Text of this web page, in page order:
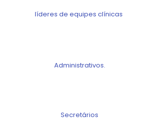
líderes de equipes clínicas
Administrativos.
Secretários